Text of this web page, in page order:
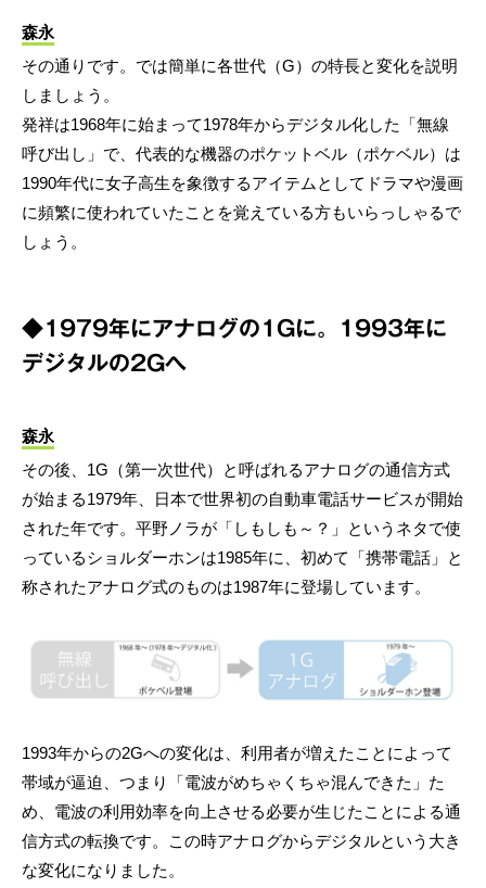
森永
その通りです。では簡単に各世代（G）の特長と変化を説明
しましょう。
発祥は1968年に始まって1978年からデジタル化した「無線
呼び出し」で、代表的な機器のポケットベル（ポケベル）は
1990年代に女子高生を象徴するアイテムとしてドラマや漫画
に頻繁に使われていたことを覚えている方もいらっしゃるで
しょう。
◆1979年にアナログの1Gに。1993年に
デジタルの2Gへ
森永
その後、1G（第一次世代）と呼ばれるアナログの通信方式
が始まる1979年、日本で世界初の自動車電話サービスが開始
された年です。平野ノラが「しもしも～？」というネタで使
っているショルダーホンは1985年に、初めて「携帯電話」と
称されたアナログ式のものは1987年に登場しています。
1993年からの2Gへの変化は、利用者が増えたことによって
帯域が逼迫、つまり「電波がめちゃくちゃ混んできた」た
め、電波の利用効率を向上させる必要が生じたことによる通
信方式の転換です。この時アナログからデジタルという大き
な変化になりました。